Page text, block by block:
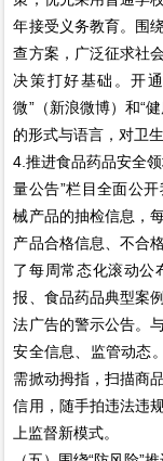
年接受义务教育。围
查方案，广泛征求社
决策打好基础。开
微”（新浪微博）和“
的形式与语言，对卫
4.推进食品药品安全
量公告”栏目全面公
械产品的抽检信息，
产品合格信息、不合
了每周常态化滚动公
报、食品药品典型案
法广告的警示公告。
安全信息、监管动态
需掀动拇指，扫描商
信用，随手拍违法违
上监督新模式。